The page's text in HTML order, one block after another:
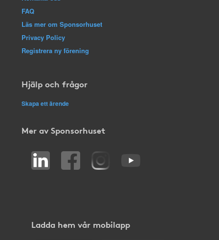
FAQ
Läs mer om Sponsorhuset
Privacy Policy
Registrera ny förening
Hjälp och frågor
Skapa ett ärende
Mer av Sponsorhuset
Ladda hem vår mobilapp